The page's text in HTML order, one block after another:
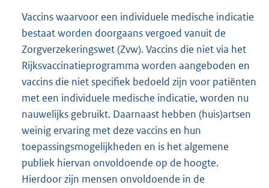
Vaccins waarvoor een individuele medische indicatie
bestaat worden doorgaans vergoed vanuit de
Zorgverzekeringswet (Zvw). Vaccins die niet via het
Rijksvaccinatieprogramma worden aangeboden en
vaccins die niet specifiek bedoeld zijn voor patiënten
met een individuele medische indicatie, worden nu
nauwelijks gebruikt. Daarnaast hebben (huis)artsen
weinig ervaring met deze vaccins en hun
toepassingsmogelijkheden en is het algemene
publiek hiervan onvoldoende op de hoogte.
Hierdoor zijn mensen onvoldoende in de